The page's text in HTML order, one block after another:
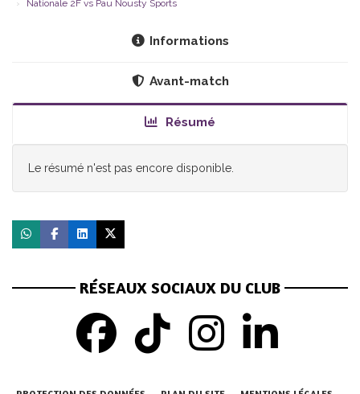
Nationale 2F vs Pau Nousty Sports
Informations
Avant-match
Résumé
Le résumé n'est pas encore disponible.
RÉSEAUX SOCIAUX DU CLUB